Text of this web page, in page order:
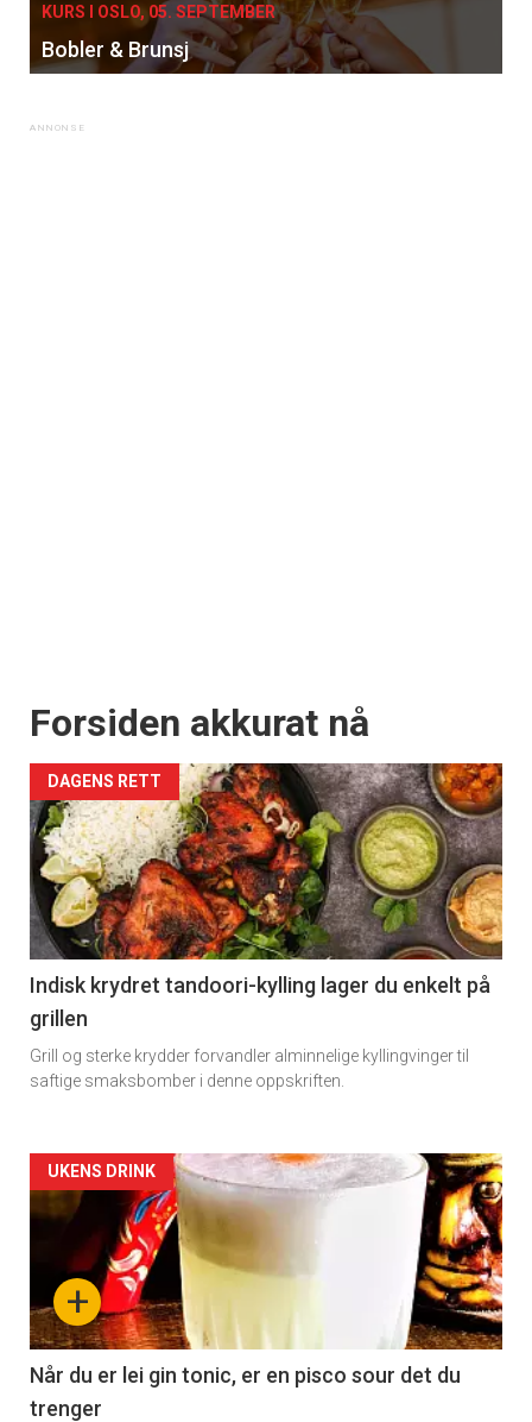
KURS I OSLO, 05. SEPTEMBER
Bobler & Brunsj
Forsiden akkurat nå
DAGENS RETT
Indisk krydret tandoori-kylling lager du enkelt på
grillen
Grill og sterke krydder forvandler alminnelige kyllingvinger til
saftige smaksbomber i denne oppskriften.
Forsiden
akkurat
nå
-
2
+
UKENS DRINK
Når du er lei gin tonic, er en pisco sour det du
trenger